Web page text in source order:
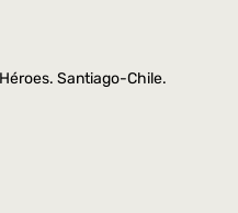
Santiago-Chile.